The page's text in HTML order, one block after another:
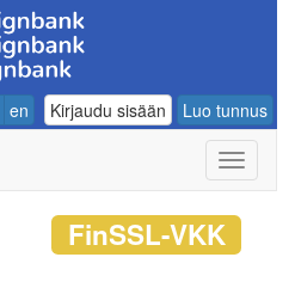
en Kirjaudu sisään Luo tunnus
FinSSL-VKK